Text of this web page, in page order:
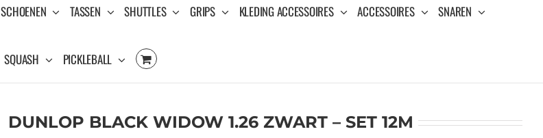
SCHOENEN TASSEN SHUTTLES GRIPS KLEDING ACCESSOIRES ACCESSOIRES SNAREN
SQUASH PICKLEBALL
DUNLOP BLACK WIDOW 1.26 ZWART – SET 12M